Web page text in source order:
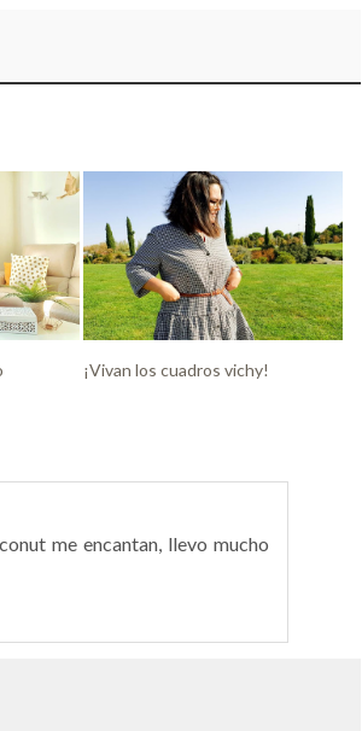
¡Vivan los cuadros vichy!
me encantan, llevo mucho